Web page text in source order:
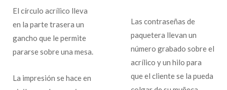
El círculo acrílico lleva
en la parte trasera un
gancho que le permite
pararse sobre una mesa.
La impresión se hace en
Las contraseñas de
paquetera llevan un
número grabado sobre el
acrílico y un hilo para
que el cliente se la pueda